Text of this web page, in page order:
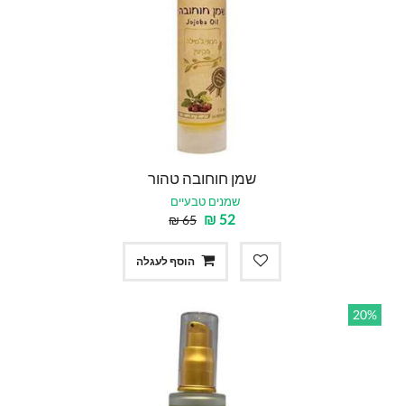
שמן חוחובה טהור
שמנים טבעיים
52
₪
65
₪
הוסף לעגלה
20%